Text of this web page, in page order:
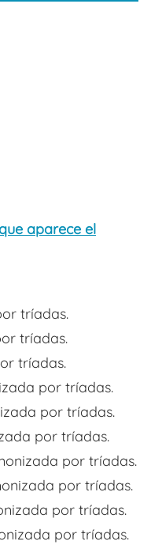
aparece el
tríadas.
tríadas.
tríadas.
por tríadas.
por tríadas.
por tríadas.
por tríadas.
por tríadas.
por tríadas.
por tríadas.